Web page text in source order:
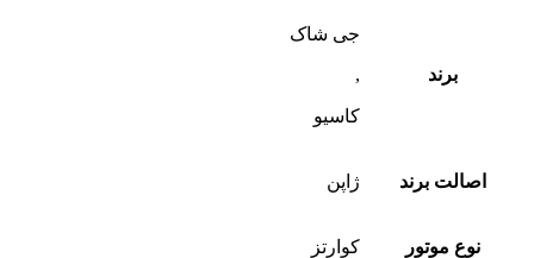
برند
جی شاک
,
کاسیو
اصالت برند ژاپن
نوع موتور کوارتز